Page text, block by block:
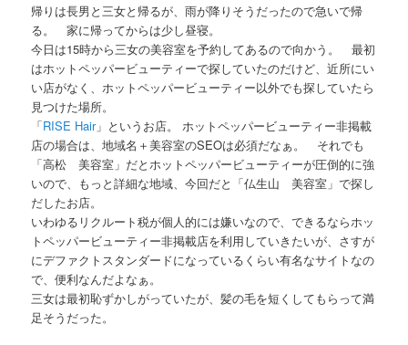
帰りは長男と三女と帰るが、雨が降りそうだったので急いで帰
る。 家に帰ってからは少し昼寝。
今日は15時から三女の美容室を予約してあるので向かう。 最初
はホットペッパービューティーで探していたのだけど、近所にい
い店がなく、ホットペッパービューティー以外でも探していたら
見つけた場所。
「RISE Hair」というお店。 ホットペッパービューティー非掲載
店の場合は、地域名＋美容室のSEOは必須だなぁ。 それでも
「高松 美容室」だとホットペッパービューティーが圧倒的に強
いので、もっと詳細な地域、今回だと「仏生山 美容室」で探し
だしたお店。
いわゆるリクルート税が個人的には嫌いなので、できるならホッ
トペッパービューティー非掲載店を利用していきたいが、さすが
にデファクトスタンダードになっているくらい有名なサイトなの
で、便利なんだよなぁ。
三女は最初恥ずかしがっていたが、髪の毛を短くしてもらって満
足そうだった。